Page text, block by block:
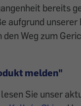
bereits
aufgrund
den Weg zum
melden"
Sie unser